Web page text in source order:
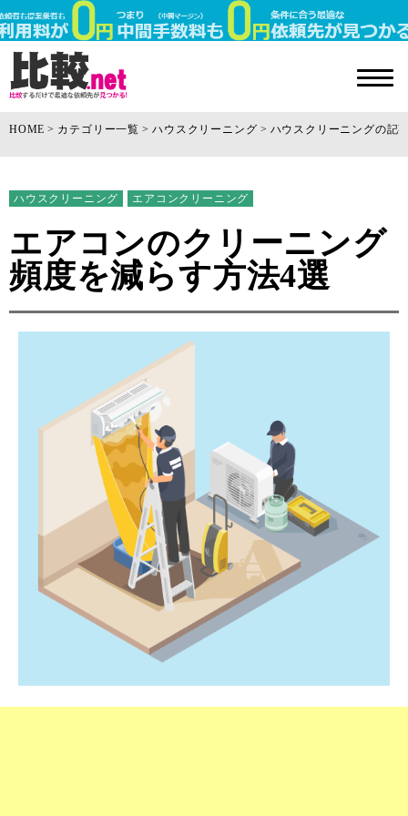
HOME カテゴリー一覧 ハウスクリーニング ハウスクリーニングの記
ハウスクリーニング エアコンクリーニング
エアコンのクリーニング
頻度を減らす方法4選